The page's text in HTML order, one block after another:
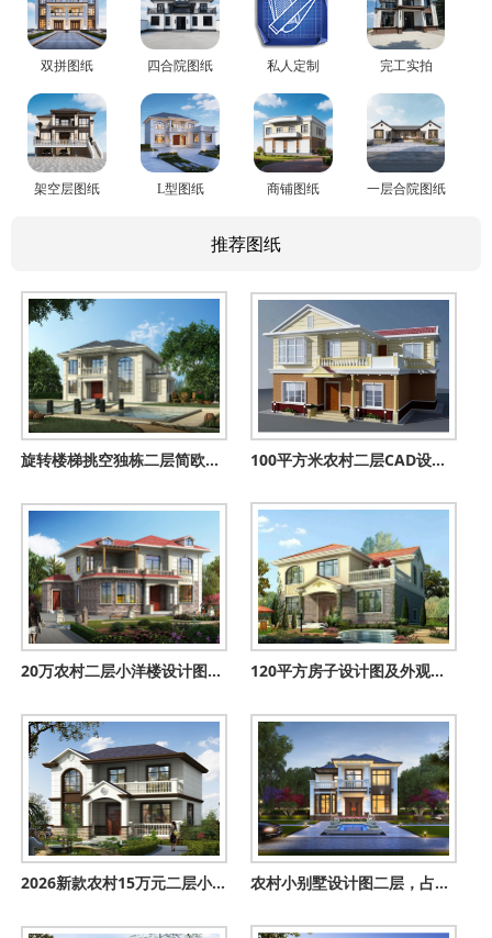
双拼图纸 四合院图纸 私人定制 完工实拍
架空层图纸 L型图纸 商铺图纸 一层合院图纸
推荐图纸
旋转楼梯挑空独栋二层简欧小别墅设计图，大气时尚 100平方米农村二层CAD设计图纸带外观图，12X8米
20万农村二层小洋楼设计图，带锅炉房，漂亮简单实用 120平方房子设计图及外观图片，12x10经典设计
2026新款农村15万元二层小楼图，占地90平米左右 农村小别墅设计图二层，占地不大颜值高，最适合农村建造。